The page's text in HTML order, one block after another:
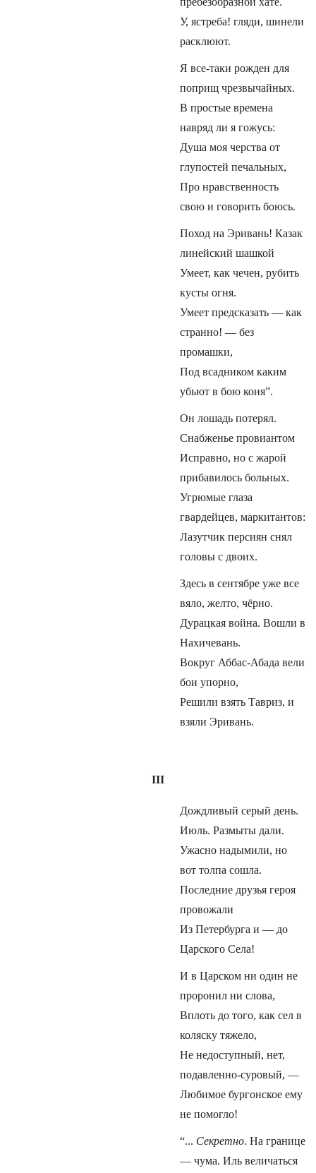
У, ястреба! гляди, шинели
расклюют.
Я все-таки рожден для
поприщ чрезвычайных.
В простые времена
навряд ли я гожусь:
Душа моя черства от
глупостей печальных,
Про нравственность
свою и говорить боюсь.
Поход на Эривань! Казак
линейский шашкой
Умеет, как чечен, рубить
кусты огня.
Умеет предсказать — как
странно! — без
промашки,
Под всадником каким
убьют в бою коня”.
Он лошадь потерял.
Снабженье провиантом
Исправно, но с жарой
прибавилось больных.
Угрюмые глаза
гвардейцев, маркитантов:
Лазутчик персиян снял
головы с двоих.
Здесь в сентябре уже все
вяло, желто, чёрно.
Дурацкая война. Вошли в
Нахичевань.
Вокруг Аббас-Абада вели
бои упорно,
Решили взять Тавриз, и
взяли Эривань.
III
Дождливый серый день.
Июль. Размыты дали.
Ужасно надымили, но
вот толпа сошла.
Последние друзья героя
провожали
Из Петербурга и — до
Царского Села!
И в Царском ни один не
проронил ни слова,
Вплоть до того, как сел в
коляску тяжело,
Не недоступный, нет,
подавленно-суровый, —
Любимое бургонское ему
не помогло!
“... Секретно. На границе
— чума. Иль величаться